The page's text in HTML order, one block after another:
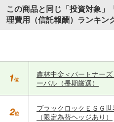
この商品と同じ「投資対象」
理費用（信託報酬）ランキン
農林中金＜パートナー
ーバル（長期厳選）
ブラックロックＥＳＧ
（限定為替ヘッジあり）